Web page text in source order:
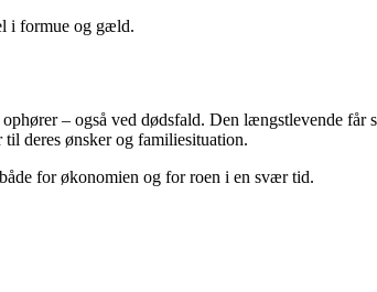
i formue og gæld.
– også ved dødsfald. Den længstlevende får
deres ønsker og familiesituation.
for økonomien og for roen i en svær tid.